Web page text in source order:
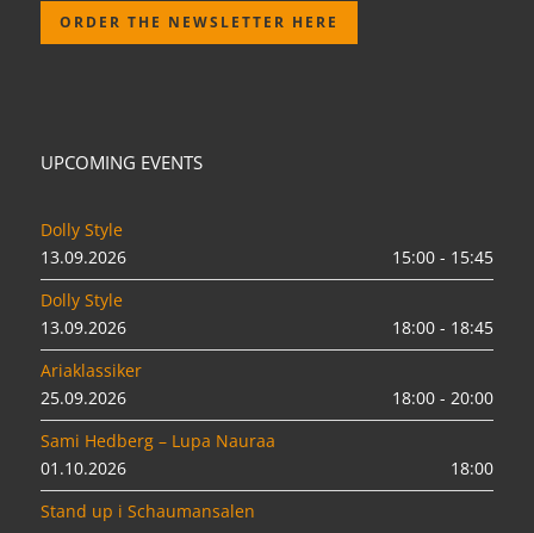
ORDER THE NEWSLETTER HERE
UPCOMING EVENTS
Dolly Style
13.09.2026
15:00 - 15:45
Dolly Style
13.09.2026
18:00 - 18:45
Ariaklassiker
25.09.2026
18:00 - 20:00
Sami Hedberg – Lupa Nauraa
01.10.2026
18:00
Stand up i Schaumansalen